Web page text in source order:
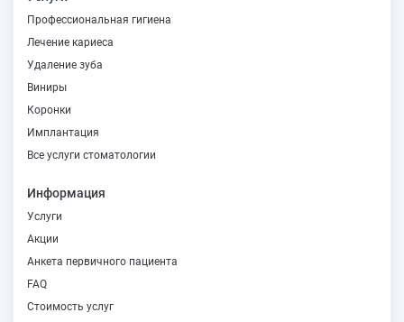
Профессиональная гигиена
Лечение кариеса
Удаление зуба
Виниры
Коронки
Имплантация
Все услуги стоматологии
Информация
Услуги
Акции
Анкета первичного пациента
FAQ
Стоимость услуг